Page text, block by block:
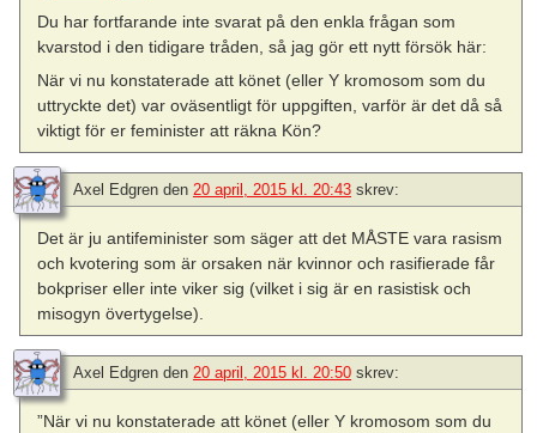
Du har fortfarande inte svarat på den enkla frågan som
kvarstod i den tidigare tråden, så jag gör ett nytt försök här:
När vi nu konstaterade att könet (eller Y kromosom som du
uttryckte det) var oväsentligt för uppgiften, varför är det då så
viktigt för er feminister att räkna Kön?
Axel Edgren den 20 april, 2015 kl. 20:43 skrev:
Det är ju antifeminister som säger att det MÅSTE vara rasism
och kvotering som är orsaken när kvinnor och rasifierade får
bokpriser eller inte viker sig (vilket i sig är en rasistisk och
misogyn övertygelse).
Axel Edgren den 20 april, 2015 kl. 20:50 skrev:
”När vi nu konstaterade att könet (eller Y kromosom som du